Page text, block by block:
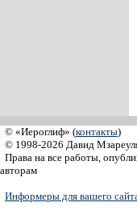
© «Иероглиф» (контакты)
© 1998-2026 Давид
Права на все работы,
авторам
Информеры для вашего